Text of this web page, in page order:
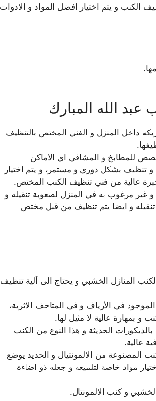
الكنب و يتم اختيار افضل المواد و الادوات
الله المبارك
داخل المنزل و الفني المختص بالتنظيف
للمطابخ و المشافي اي الاماكن
و تنظيف بشكل دوري و مستمر، و يتم اختيار
عالية من فني تنظيف الكنب المختص.
غير مرغوب به في المنزل لصعوبة تنقيله و
و ايضا يتم تنظيف من قبل مختص
المنازل الخشبي و يحتاج الى آلية تنظيف
في الأرياف و في المتاحف الاثرية،
و بمهارة عالية لا مثيل لها.
الحديثة و هذا النوع من الكنب
عالية.
المصنوعة من الالمونتيال و الحديد يوضع
مواد خاصة لتلميعه و جعله ذو اضاءة
و كنب الالمونتال.